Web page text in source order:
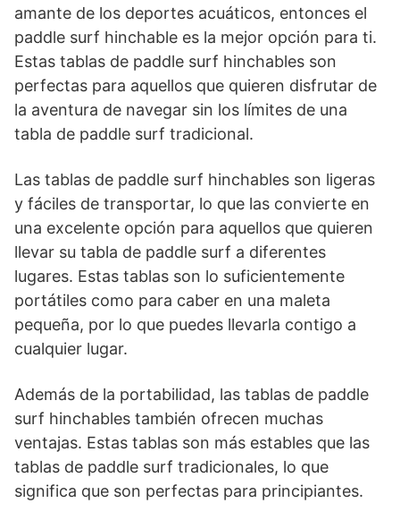
amante de los deportes acuáticos, entonces el
paddle surf hinchable es la mejor opción para ti.
Estas tablas de paddle surf hinchables son
perfectas para aquellos que quieren disfrutar de
la aventura de navegar sin los límites de una
tabla de paddle surf tradicional.
Las tablas de paddle surf hinchables son ligeras
y fáciles de transportar, lo que las convierte en
una excelente opción para aquellos que quieren
llevar su tabla de paddle surf a diferentes
lugares. Estas tablas son lo suficientemente
portátiles como para caber en una maleta
pequeña, por lo que puedes llevarla contigo a
cualquier lugar.
Además de la portabilidad, las tablas de paddle
surf hinchables también ofrecen muchas
ventajas. Estas tablas son más estables que las
tablas de paddle surf tradicionales, lo que
significa que son perfectas para principiantes.